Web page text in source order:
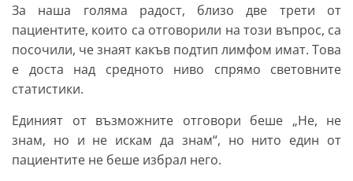
За наша голяма радост, близо две трети от
пациентите, които са отговорили на този въпрос, са
посочили, че знаят какъв подтип лимфом имат. Това
е доста над средното ниво спрямо световните
статистики.
Единият от възможните отговори беше „Не, не
знам, но и не искам да знам“, но нито един от
пациентите не беше избрал него.